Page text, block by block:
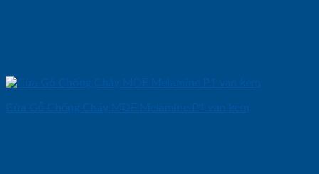
Cửa Gỗ Chống Cháy MDF Melamine P1 van kem